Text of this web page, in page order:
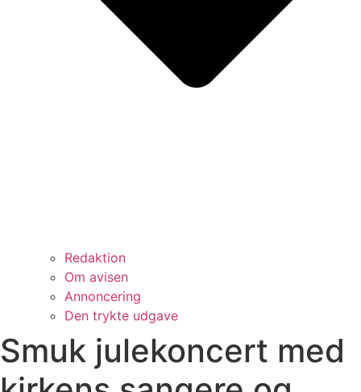
Redaktion
Om avisen
Annoncering
Den trykte udgave
Smuk julekoncert med